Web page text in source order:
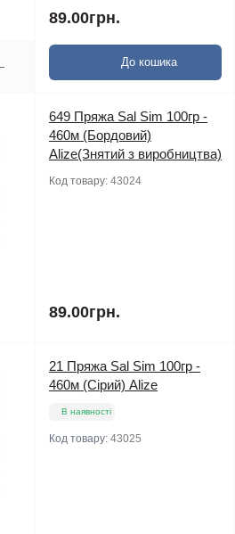
89.00грн.
До кошика
649 Пряжа Sal Sim 100гр -
460м (Бордовий)
Alize(Знятий з виробництва)
Код товару: 43024
89.00грн.
21 Пряжа Sal Sim 100гр -
460м (Сірий) Alize
В наявності
Код товару: 43025